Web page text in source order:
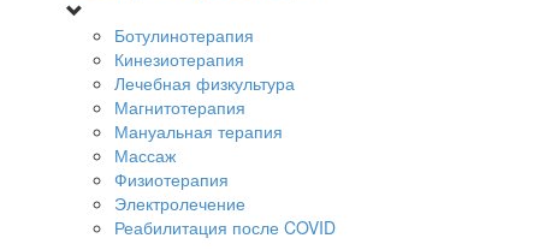
Ботулинотерапия
Кинезиотерапия
Лечебная физкультура
Магнитотерапия
Мануальная терапия
Массаж
Физиотерапия
Электролечение
Реабилитация после COVID